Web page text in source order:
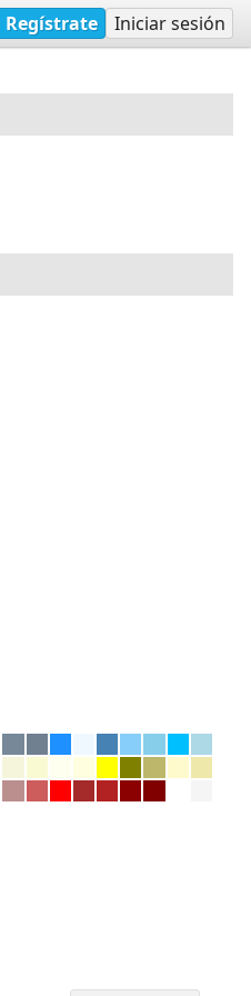
Regístrate Iniciar sesión